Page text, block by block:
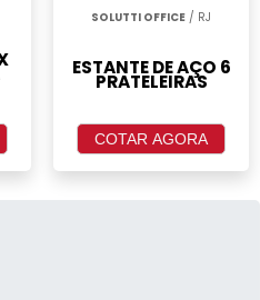
SOLUTTI OFFICE / RJ
ESTANTE DE AÇO 6
PRATELEIRAS
COTAR AGORA